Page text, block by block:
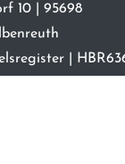
10 | 95698
|